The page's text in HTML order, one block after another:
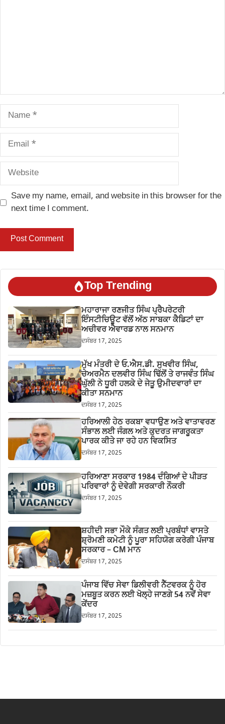
Name
Email
Website
Save my name, email, and website in this browser for the
next time I comment.
Top Trending
ਮਹਾਰਾਜਾ ਰਣਜੀਤ ਸਿੰਘ ਪ੍ਰੈਪਰੇਟਰੀ
ਇੰਸਟੀਚਿਊਟ ਵੱਲੋਂ ਅੱਠ ਸਾਬਕਾ ਕੈਡਿਟਾਂ ਦਾ
ਅਚੀਵਰ ਐਵਾਰਡ ਨਾਲ ਸਨਮਾਨ
ਦਸੰਬਰ 17, 2025
ਮੁੱਖ ਮੰਤਰੀ ਦੇ ਓ.ਐਸ.ਡੀ. ਸੁਖਵੀਰ ਸਿੰਘ,
ਚੇਅਰਮੈਨ ਦਲਵੀਰ ਸਿੰਘ ਢਿੱਲੋਂ ਤੇ ਰਾਜਵੰਤ ਸਿੰਘ
ਘੁੱਲੀ ਨੇ ਧੂਰੀ ਹਲਕੇ ਦੇ ਜੇਤੂ ਉਮੀਦਵਾਰਾਂ ਦਾ
ਕੀਤਾ ਸਨਮਾਨ
ਦਸੰਬਰ 17, 2025
ਹਰਿਆਲੀ ਹੇਠ ਰਕਬਾ ਵਧਾਉਣ ਅਤੇ ਵਾਤਾਵਰਣ
ਸੰਭਾਲ ਲਈ ਜੰਗਲ ਅਤੇ ਕੁਦਰਤ ਜਾਗਰੂਕਤਾ
ਪਾਰਕ ਕੀਤੇ ਜਾ ਰਹੇ ਹਨ ਵਿਕਸਿਤ
ਦਸੰਬਰ 17, 2025
ਹਰਿਆਣਾ ਸਰਕਾਰ 1984 ਦੰਗਿਆਂ ਦੇ ਪੀੜਤ
ਪਰਿਵਾਰਾਂ ਨੂੰ ਦੇਵੇਗੀ ਸਰਕਾਰੀ ਨੌਕਰੀ
ਦਸੰਬਰ 17, 2025
ਸ਼ਹੀਦੀ ਸਭਾ ਮੌਕੇ ਸੰਗਤ ਲਈ ਪ੍ਰਬੰਧਾਂ ਵਾਸਤੇ
ਸ਼੍ਰੋਮਣੀ ਕਮੇਟੀ ਨੂੰ ਪੂਰਾ ਸਹਿਯੋਗ ਕਰੇਗੀ ਪੰਜਾਬ
ਸਰਕਾਰ – CM ਮਾਨ
ਦਸੰਬਰ 17, 2025
ਪੰਜਾਬ ਵਿੱਚ ਸੇਵਾ ਡਿਲੀਵਰੀ ਨੈੱਟਵਰਕ ਨੂੰ ਹੋਰ
ਮਜ਼ਬੂਤ ਕਰਨ ਲਈ ਖੋਲ੍ਹੇ ਜਾਣਗੇ 54 ਨਵੇਂ ਸੇਵਾ
ਕੇਂਦਰ
ਦਸੰਬਰ 17, 2025